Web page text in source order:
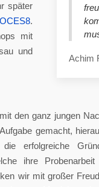
Achim
später
.
mit
und
den ganz jungen
gemacht,
erfolgreiche
ihre
wir mit großer